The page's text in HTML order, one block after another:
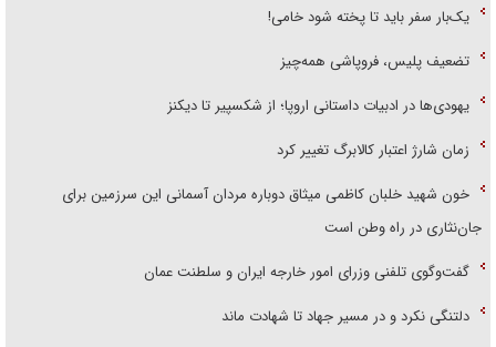
یک‌بار سفر باید تا پخته شود خامی!
تضعیف پلیس، فروپاشی همه‌چیز
یهودی‌ها در ادبیات داستانی اروپا؛ از شکسپیر تا دیکنز
زمان شارژ اعتبار کالابرگ تغییر کرد
خون شهید خلبان کاظمی میثاق دوباره مردان آسمانی این سرزمین برای
جان‌نثاری در راه وطن است
گفت‌وگوی تلفنی وزرای امور خارجه ایران و سلطنت عمان
دلتنگی نکرد و در مسیر جهاد تا شهادت ماند